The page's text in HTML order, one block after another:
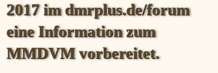
2017 im dmrplus.de/forum
eine Information zum
MMDVM vorbereitet.